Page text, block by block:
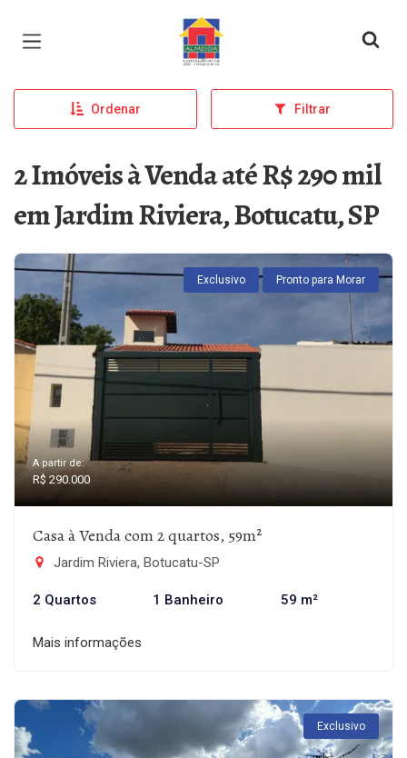
Página inicial
Ordenar Filtrar
2 Imóveis à Venda até R$ 290 mil
em Jardim Riviera, Botucatu, SP
Exclusivo Pronto para Morar
A partir de:
R$ 290.000
Casa à Venda com 2 quartos, 59m²
Jardim Riviera, Botucatu-SP
2 Quartos 1 Banheiro 59 m²
Mais informações
Exclusivo